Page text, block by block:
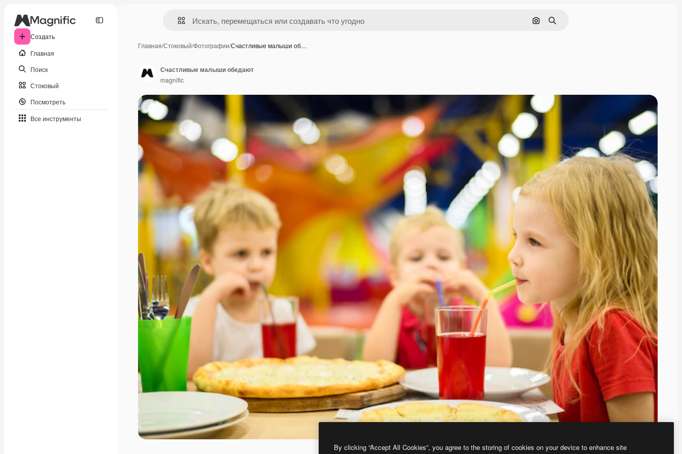
Создать
Главная
Поиск
Стоковый
Посмотреть
Все инструменты
Поиск по изображению
Поиск
Главная/Стоковый/Фотографии/Счастливые малыши об…
Счастливые малыши обедают
magnific
By clicking “Accept All Cookies”, you agree to the storing of cookies on your device to enhance site